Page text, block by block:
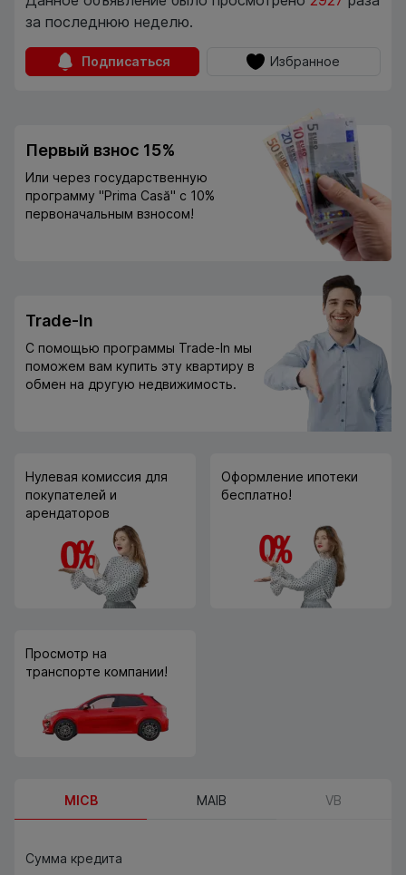
за последнюю неделю.
Подписаться Избранное
Первый взнос 15%
Или через государственную
программу "Prima Casă" с 10%
первоначальным взносом!
Trade-In
С помощью программы Trade-In мы
поможем вам купить эту квартиру в
обмен на другую недвижимость.
Нулевая комиссия для
покупателей и
арендаторов
Оформление ипотеки
бесплатно!
Просмотр на
транспорте компании!
MICB MAIB VB
Сумма кредита